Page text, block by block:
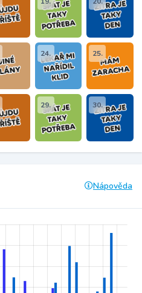
24. 25.
29. 30.
Nápověda